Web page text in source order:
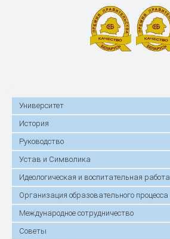
Университет
История
Руководство
Устав и Символика
Идеологическая и воспитательная работа
Организация образовательного процесса
Международное сотрудничество
Советы